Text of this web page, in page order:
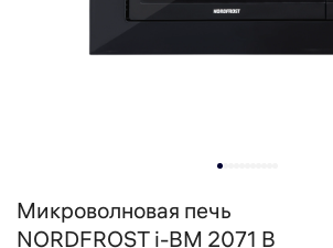
Микроволновая печь
NORDFROST i-BM 2071 B